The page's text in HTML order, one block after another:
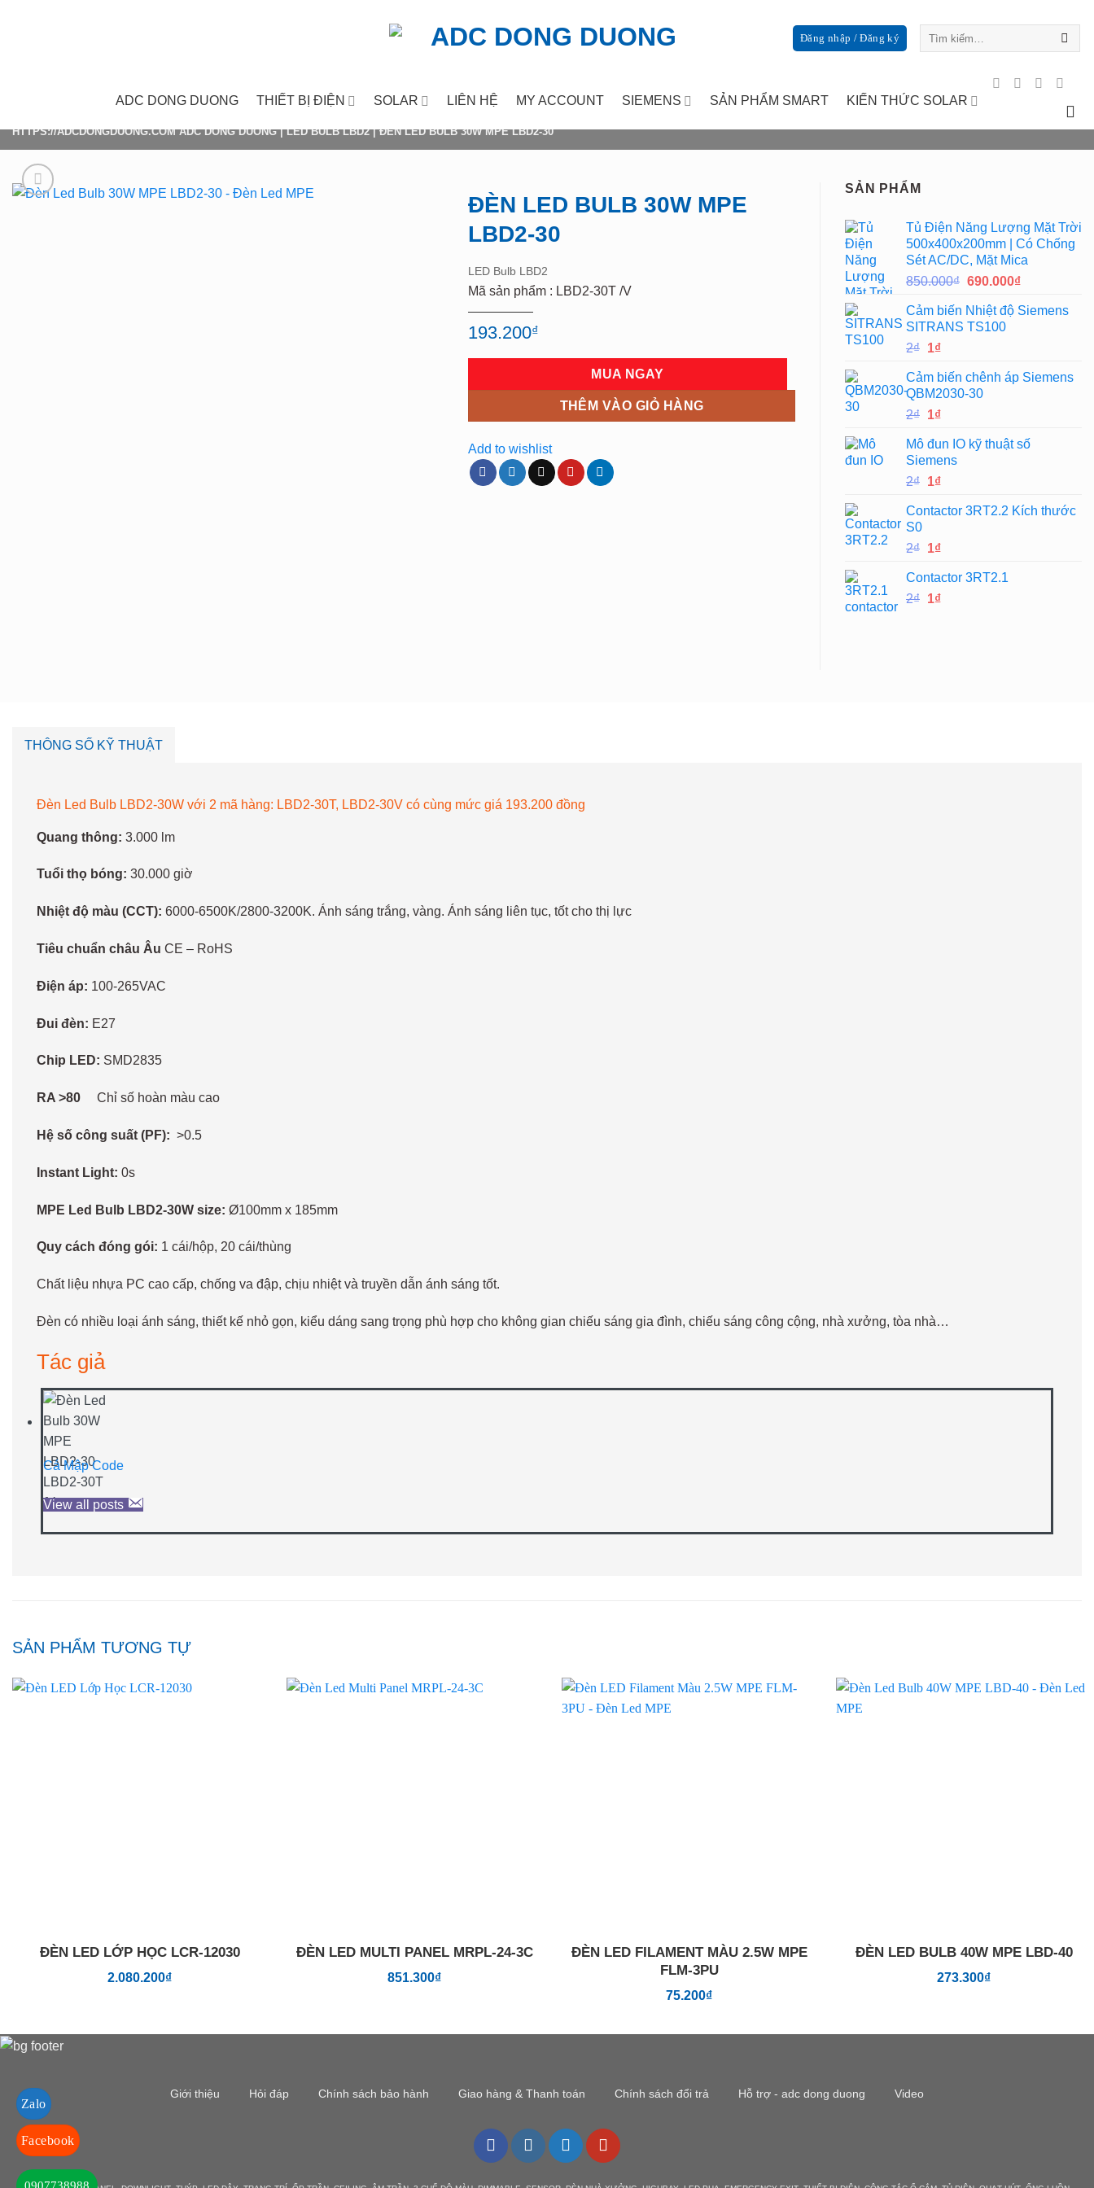
Đăng nhập / Đăng ký
ADC DONG DUONG THIẾT BỊ ĐIỆN SOLAR LIÊN HỆ MY ACCOUNT SIEMENS SẢN PHẨM SMART KIẾN THỨC SOLAR
HTTPS://ADCDONGDUONG.COM ADC DONG DUONG|LED BULB LBD2|ĐÈN LED BULB 30W MPE LBD2-30
ĐÈN LED BULB 30W MPE
LBD2-30
LED Bulb LBD2
Mã sản phẩm : LBD2-30T /V
193.200₫
MUA NGAY
THÊM VÀO GIỎ HÀNG
Add to wishlist
SẢN PHẨM
Tủ Điện Năng Lượng Mặt Trời
500x400x200mm | Có Chống
Sét AC/DC, Mặt Mica
850.000₫ Giá
là:
850.000₫.
690.000₫Giá
tại
Cảm biến Nhiệt độ Siemens
SITRANS TS100
2₫ Giá
là:
2₫.
1₫Giá
tại
là:
1₫.
Cảm biến chênh áp Siemens
QBM2030-30
2₫ Giá
là:
2₫.
1₫Giá
tại
là:
1₫.
Mô đun IO kỹ thuật số
Siemens
2₫ Giá
là:
1₫Giá
tại
1₫.
Contactor 3RT2.2 Kích thước
S0
2₫ Giá
là:
2₫.
1₫Giá
tại
là:
Contactor 3RT2.1
2₫ Giá
1₫Giá
THÔNG SỐ KỸ THUẬT
Đèn Led Bulb LBD2-30W với 2 mã hàng: LBD2-30T, LBD2-30V có cùng mức giá 193.200 đồng
Quang thông: 3.000 lm
Tuổi thọ bóng: 30.000 giờ
Nhiệt độ màu (CCT): 6000-6500K/2800-3200K. Ánh sáng trắng, vàng. Ánh sáng liên tục, tốt cho thị lực
Tiêu chuẩn châu Âu CE – RoHS
Điện áp: 100-265VAC
Đui đèn: E27
Chip LED: SMD2835
RA >80 Chỉ số hoàn màu cao
Hệ số công suất (PF): >0.5
Instant Light: 0s
MPE Led Bulb LBD2-30W size: Ø100mm x 185mm
Quy cách đóng gói: 1 cái/hộp, 20 cái/thùng
Chất liệu nhựa PC cao cấp, chống va đập, chịu nhiệt và truyền dẫn ánh sáng tốt.
Đèn có nhiều loại ánh sáng, thiết kế nhỏ gọn, kiểu dáng sang trọng phù hợp cho không gian chiếu sáng gia đình, chiếu sáng công cộng, nhà xưởng, tòa nhà…
Tác giả
Cá Mập Code
View all posts
SẢN PHẨM TƯƠNG TỰ
ĐÈN LED LỚP HỌC LCR-12030
2.080.200₫
ĐÈN LED MULTI PANEL MRPL-24-3C
851.300₫
ĐÈN LED FILAMENT MÀU 2.5W MPE
FLM-3PU
75.200₫
ĐÈN LED BULB 40W MPE LBD-40
273.300₫
Giới thiệu Hỏi đáp Chính sách bảo hành Giao hàng & Thanh toán Chính sách đổi trả Hỗ trợ - adc dong duong Video
Zalo
Facebook